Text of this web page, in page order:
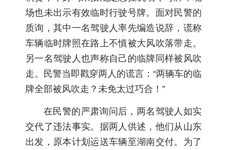
场也未出示有效临时行驶号牌。面对民警的
质询，其中一名驾驶人率先编造说辞，谎称
车辆临时牌照在路上不慎被大风吹落带走。
另一名驾驶人也声称自己的临牌同样被风吹
走。民警当即戳穿两人的谎言：“两辆车的临
牌全部被风吹走？未免太过巧合！”
在民警的严肃询问后，两名驾驶人如实
交代了违法事实。据两人供述，他们从山东
出发，原本计划运送车辆至湖南交付。为了